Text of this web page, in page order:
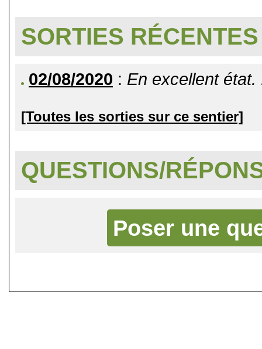
SORTIES RÉCENTES
02/08/2020 : En excellent
[Toutes les sorties sur ce sentier]
QUESTIONS/
Poser une